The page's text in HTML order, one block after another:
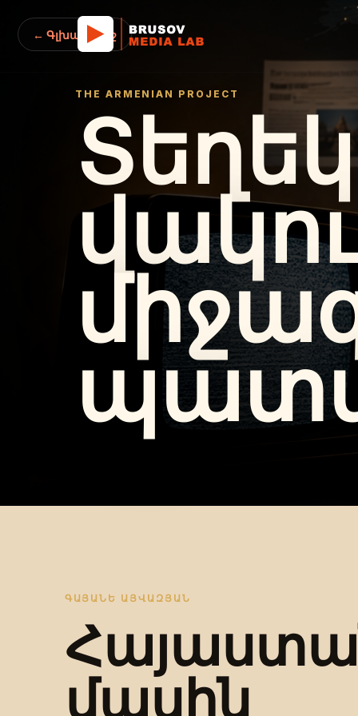
← Գլխավոր էջ
THE ARMENIAN PROJECT
ԳԱՅԱՆԵ ԱՅՎԱԶՅԱՆ
մասին